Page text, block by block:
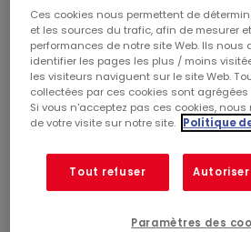
Poids du document : 373,03 KB
2025
11 décembre 2025
RÉMUNÉRATION DES DIRIGEANTS - 11
Rémunération des dirigeants -
Ces cookies nous permettent de
et les sources du trafic, afin de mesurer
performances de notre site Web. Ils nous
identifier les pages les plus / moins
les visiteurs naviguent sur le site Web.
collectées par ces cookies sont
Si vous n'acceptez pas ces cookies,
de votre visite sur notre site. Politique
Tout refuser
Paramètres des